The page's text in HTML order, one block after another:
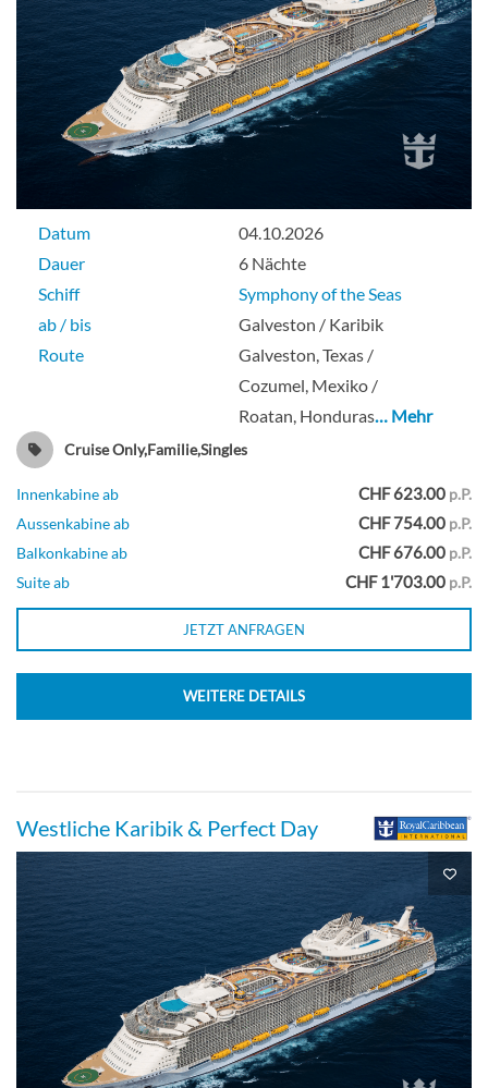
Junior-Suite-[J4]
Deck 7
Suite
Sky Junior Suite-[JY]
Suite
Quad-[NQ]
Balkonkabine
Owner’s Suite mit einem Schlafzimmer-
Datum
04.10.2026
Dauer
6 Nächte
Schiff
Symphony of the Seas
ab / bis
Galveston / Karibik
Route
Galveston, Texas /
Cozumel, Mexiko /
Roatan, Honduras… Mehr
Cruise Only,Familie,Singles
Innenkabine ab CHF 623.00 p.P.
Aussenkabine ab
CHF 754.00 p.P.
Balkonkabine ab
CHF 676.00 p.P.
Suite ab
CHF 1'703.00 p.P.
JETZT ANFRAGEN
WEITERE DETAILS
Westliche Karibik & Perfect Day